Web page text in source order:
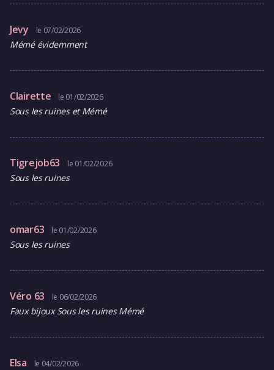
Jevy le 07/02/2026
Mémé évidemment
Clairette le 01/02/2026
Sous les ruines et Mémé
Tigrejob63 le 01/02/2026
Sous les ruines
omar63 le 01/02/2026
Sous les ruines
Véro 63 le 06/02/2026
Faux bijoux Sous les ruines Mémé
Elsa le 04/02/2026